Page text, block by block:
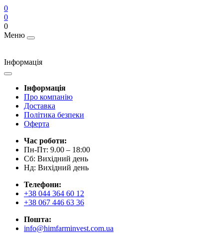
0
0
0
Меню
Інформація
Інформація
Про компанію
Доставка
Політика безпеки
Оферта
Час роботи:
Пн-Пт: 9.00 – 18:00
Сб: Вихідний день
Нд: Вихідний день
Телефони:
+38 044 364 60 12
+38 067 446 63 36
Пошта:
info@himfarminvest.com.ua